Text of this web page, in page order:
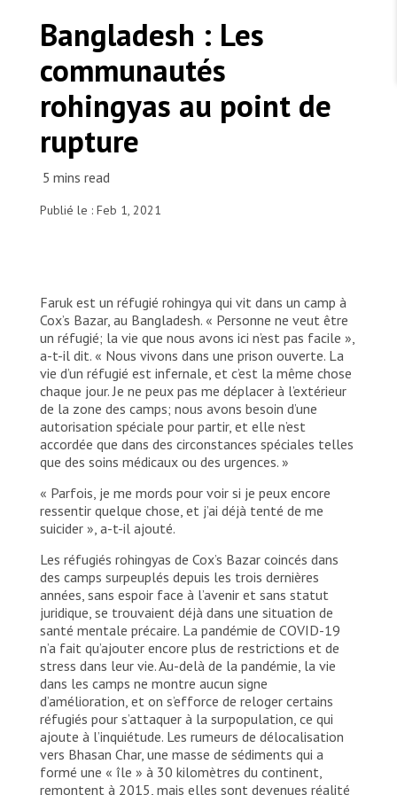
Les États négligent leur obligation de protéger les
personnes civiles et les services de santé en temps
de guerre
Urgence Ebola
Séismes au Venezuela : conséquences et intervention
de MSF
Dons des fondations
Partenariat d’entreprise
Les Amis de MSF
Devenez bénévoles au Canada
Travailler avec MSF
Travailler à l’étranger
Travailler au Canada
© MSF/Farah Tanjee
Bangladesh : Les
communautés
rohingyas au point de
rupture
Publié le : Feb 1, 2021
Faruk est un réfugié rohingya qui vit dans un camp à
Cox’s Bazar, au Bangladesh. « Personne ne veut être
un réfugié; la vie que nous avons ici n’est pas facile »,
a-t-il dit. « Nous vivons dans une prison ouverte. La
vie d’un réfugié est infernale, et c’est la même chose
chaque jour. Je ne peux pas me déplacer à l’extérieur
de la zone des camps; nous avons besoin d’une
autorisation spéciale pour partir, et elle n’est
accordée que dans des circonstances spéciales telles
que des soins médicaux ou des urgences. »
« Parfois, je me mords pour voir si je peux encore
ressentir quelque chose, et j’ai déjà tenté de me
suicider », a-t-il ajouté.
Les réfugiés rohingyas de Cox’s Bazar coincés dans
des camps surpeuplés depuis les trois dernières
années, sans espoir face à l’avenir et sans statut
juridique, se trouvaient déjà dans une situation de
santé mentale précaire. La pandémie de COVID-19
n’a fait qu’ajouter encore plus de restrictions et de
stress dans leur vie. Au-delà de la pandémie, la vie
dans les camps ne montre aucun signe
d’amélioration, et on s’efforce de reloger certains
réfugiés pour s’attaquer à la surpopulation, ce qui
ajoute à l’inquiétude. Les rumeurs de délocalisation
vers Bhasan Char, une masse de sédiments qui a
formé une « île » à 30 kilomètres du continent,
remontent à 2015, mais elles sont devenues réalité